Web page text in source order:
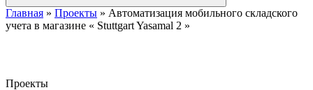
Главная » Проекты » Автоматизация мобильного складского
учета в магазине « Stuttgart Yasamal 2 »
Проекты